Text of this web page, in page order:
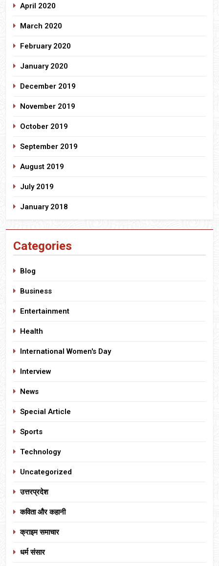
April 2020
March 2020
February 2020
January 2020
December 2019
November 2019
October 2019
September 2019
August 2019
July 2019
January 2018
Categories
Blog
Business
Entertainment
Health
International Women's Day
Interview
News
Special Article
Sports
Technology
Uncategorized
उत्तरप्रदेश
कविता और कहानी
क्राइम समाचार
धर्म संसार